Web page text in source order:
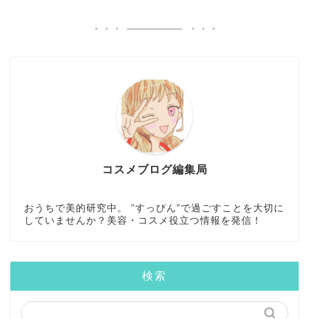
コスメブログ編集局
おうちで美的研究中。 ”すっぴん”で過ごすことを大切に
していませんか？美容・コスメ役立つ情報を発信！
検索